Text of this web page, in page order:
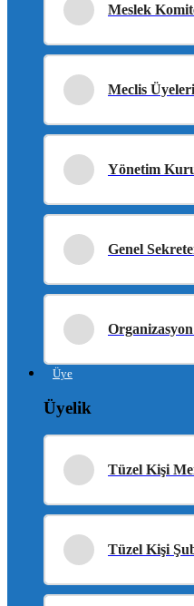
Meslek
Meclis Üyeleri
Yönetim
Genel
Organizasyon
Üye
Üyelik
Tüzel Kişi
Tüzel Kişi